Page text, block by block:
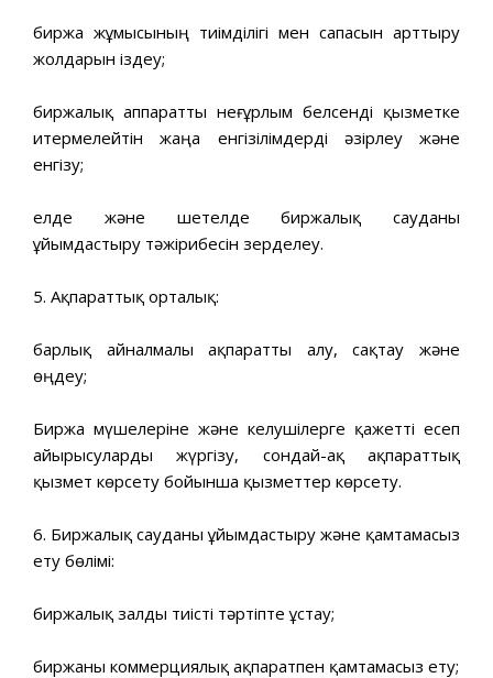
биржа жұмысының тиімділігі мен сапасын арттыру
жолдарын іздеу;
биржалық аппаратты неғұрлым белсенді қызметке
итермелейтін жаңа енгізілімдерді әзірлеу және
енгізу;
елде және шетелде биржалық сауданы
ұйымдастыру тәжірибесін зерделеу.
5. Ақпараттық орталық:
барлық айналмалы ақпаратты алу, сақтау және
өңдеу;
Биржа мүшелеріне және келушілерге қажетті есеп
айырысуларды жүргізу, сондай-ақ ақпараттық
қызмет көрсету бойынша қызметтер көрсету.
6. Биржалық сауданы ұйымдастыру және қамтамасыз
ету бөлімі:
биржалық залды тиісті тәртіпте ұстау;
биржаны коммерциялық ақпаратпен қамтамасыз ету;